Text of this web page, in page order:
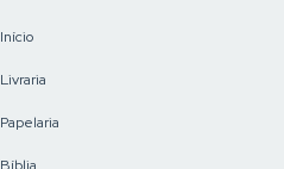
Início
Livraria
Papelaria